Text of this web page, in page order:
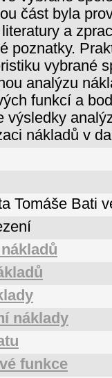
část byla
a
poznatky.
vybrané
analýzu
funkcí a
výsledky
nákladů v
Tomáše Bati
náklady
funkce